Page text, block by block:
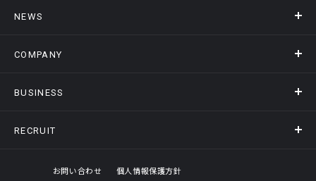
NEWS
ニュース
COMPANY
会社概要
オフィスギャラリー
BUSINESS
事業情報トップ
RECRUIT
採用情報トップ
お問い合わせ 個人情報保護方針